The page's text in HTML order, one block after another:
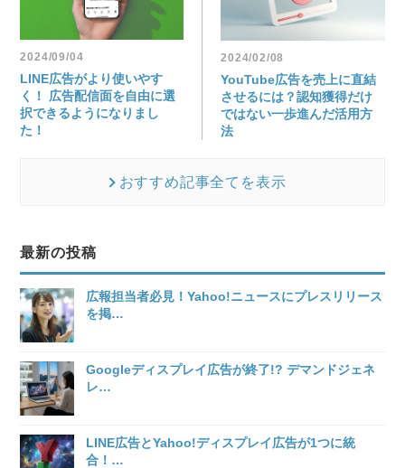
2024/09/04
LINE広告がより使いやす
く！ 広告配信面を自由に選
択できるようになりまし
た！
2024/02/08
YouTube広告を売上に直結
させるには？認知獲得だけ
ではない一歩進んだ活用方
法
おすすめ記事全てを表示
最新の投稿
広報担当者必見！Yahoo!ニュースにプレスリリース
を掲…
Googleディスプレイ広告が終了!? デマンドジェネ
レ…
LINE広告とYahoo!ディスプレイ広告が1つに統
合！ …